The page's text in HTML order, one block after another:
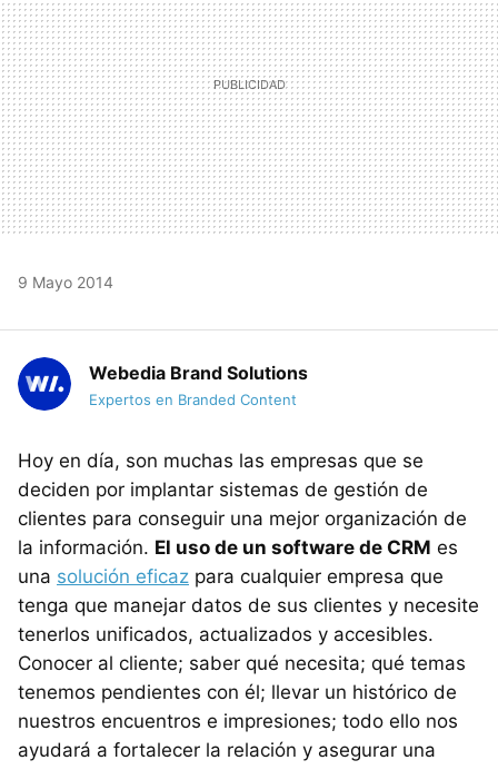
9 Mayo 2014
Webedia Brand Solutions
Expertos en Branded Content
Hoy en día, son muchas las empresas que se
deciden por implantar sistemas de gestión de
clientes para conseguir una mejor organización de
la información. El uso de un software de CRM es
una solución eficaz para cualquier empresa que
tenga que manejar datos de sus clientes y necesite
tenerlos unificados, actualizados y accesibles.
Conocer al cliente; saber qué necesita; qué temas
tenemos pendientes con él; llevar un histórico de
nuestros encuentros e impresiones; todo ello nos
ayudará a fortalecer la relación y asegurar una